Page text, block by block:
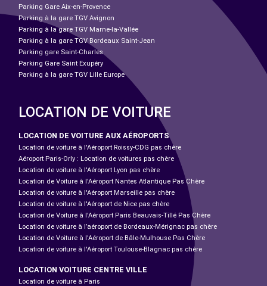
Parking Gare Aix-en-Provence
Parking à la gare TGV Avignon
Parking à la gare TGV Marne-la-Vallée
Parking à la gare TGV Bordeaux Saint-Jean
Parking gare Saint-Charles
Parking Gare Saint Exupéry
Parking à la gare TGV Lille Europe
LOCATION DE VOITURE
LOCATION DE VOITURE AUX AÉROPORTS
Location de voiture à l'Aéroport Roissy-CDG pas chère
Aéroport Paris-Orly : Location de voitures pas chère
Location de voiture à l'Aéroport Lyon pas chère
Location de Voiture à l'Aéroport Nantes Atlantique Pas Chère
Location de voiture à l'Aéroport Marseille pas chère
Location de voiture à l'Aéroport de Nice pas chère
Location de Voiture à l'Aéroport Paris Beauvais-Tillé Pas Chère
Location de voiture à l’aéroport de Bordeaux-Mérignac pas chère
Location de Voiture à l'Aéroport de Bâle-Mulhouse Pas Chère
Location de voiture à l'Aéroport Toulouse-Blagnac pas chère
LOCATION VOITURE CENTRE VILLE
Location de voiture à Paris